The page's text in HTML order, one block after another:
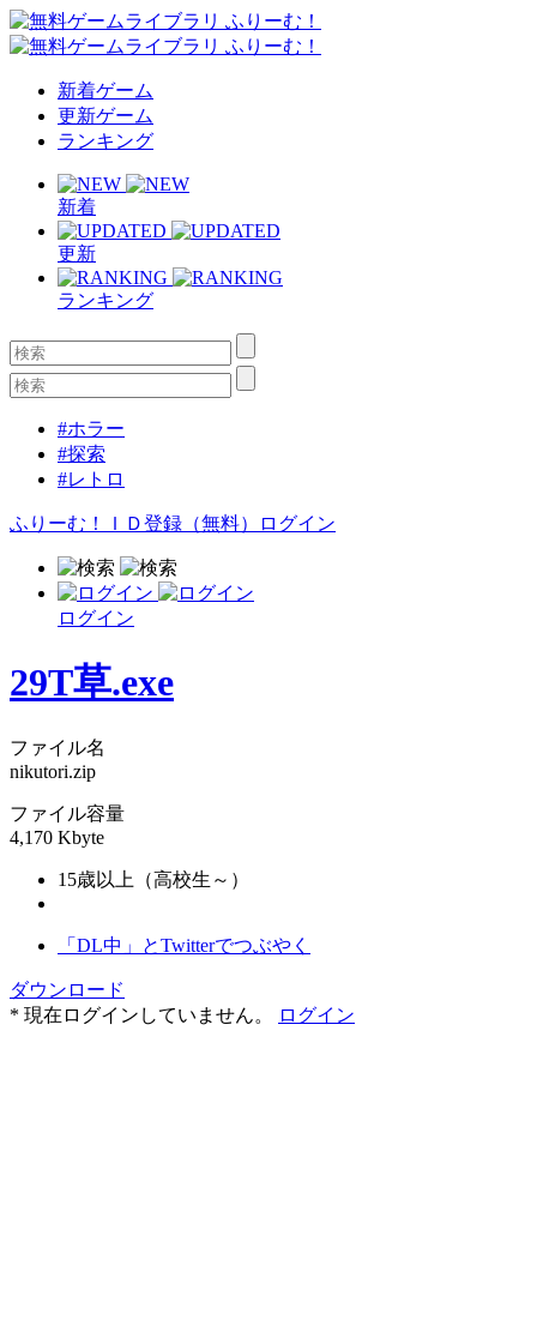
新着ゲーム
更新ゲーム
ランキング
新着
更新
ランキング
#ホラー
#探索
#レトロ
ふりーむ！ＩＤ登録（無料） ログイン
ログイン
29T草.exe
ファイル名
nikutori.zip
ファイル容量
4,170 Kbyte
15歳以上（高校生～）
「DL中」とTwitterでつぶやく
ダウンロード
* 現在ログインしていません。
ログイン